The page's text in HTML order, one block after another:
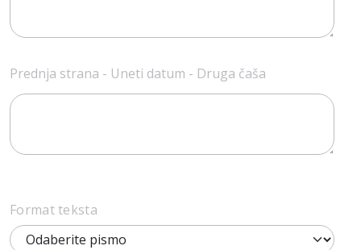
Prednja strana - Uneti datum - Druga čaša
Format teksta